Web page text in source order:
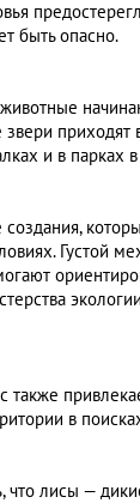
быть опасно.
приходят
и в парках
Густой
также
в
что лисы —